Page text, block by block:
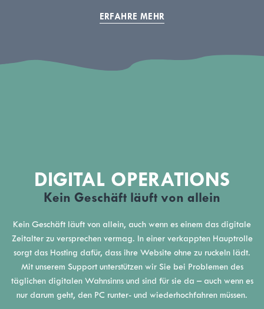
ERFAHRE MEHR
DIGITAL OPERATIONS
Kein Geschäft läuft von allein
Kein Geschäft läuft von allein, auch wenn es einem das digitale
Zeitalter zu versprechen vermag. In einer verkappten Hauptrolle
sorgt das Hosting dafür, dass ihre Website ohne zu ruckeln lädt.
Mit unserem Support unterstützen wir Sie bei Problemen des
täglichen digitalen Wahnsinns und sind für sie da – auch wenn es
nur darum geht, den PC runter- und wiederhochfahren müssen.